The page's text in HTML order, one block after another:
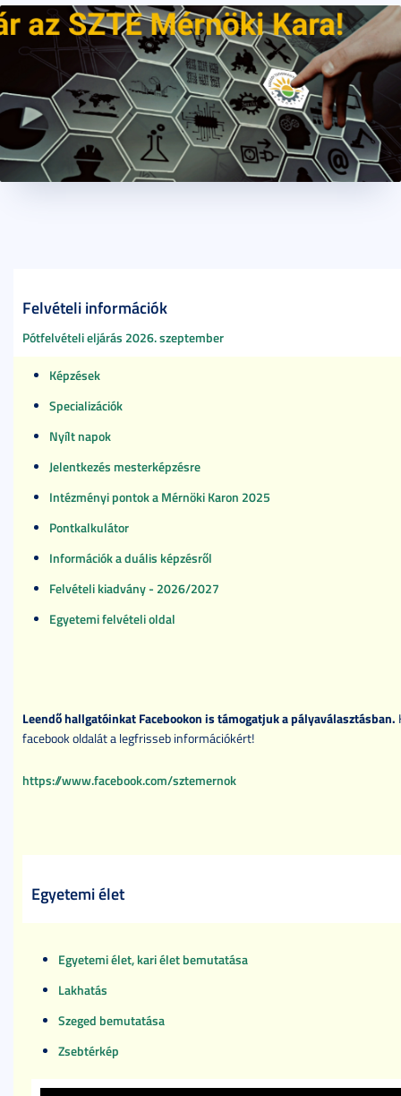
Felvételi információk
Pótfelvételi eljárás 2026. szeptember
Képzések
Specializációk
Nyílt napok
Jelentkezés mesterképzésre
Intézményi pontok a Mérnöki Karon 2025
Pontkalkulátor
Információk a duális képzésről
Felvételi kiadvány - 2026/2027
Egyetemi felvételi oldal
Leendő hallgatóinkat Facebookon is támogatjuk a pályaválasztásban.
facebook oldalát a legfrisseb információkért!
https://www.facebook.com/sztemernok
Egyetemi élet
Egyetemi élet, kari élet bemutatása
Lakhatás
Szeged bemutatása
Zsebtérkép